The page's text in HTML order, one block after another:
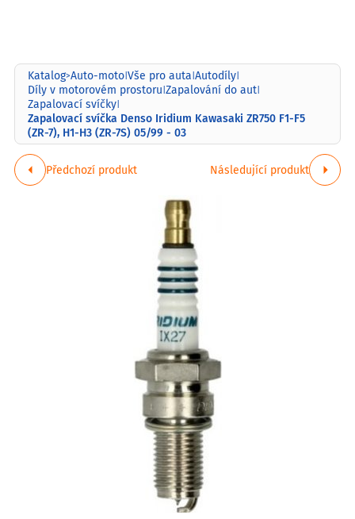
Katalog>Auto-moto|Vše pro auta|Autodíly|
Díly v motorovém prostoru|Zapalování do aut|
Zapalovací svíčky|
Zapalovací svíčka Denso Iridium Kawasaki ZR750 F1-F5
(ZR-7), H1-H3 (ZR-7S) 05/99 - 03
Předchozí produkt Následující produkt